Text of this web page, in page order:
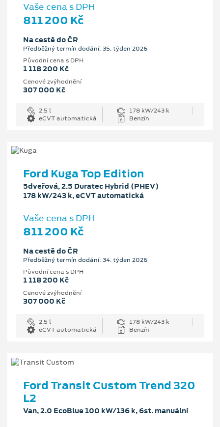
Vaše cena s DPH
811 200 Kč
Na cestě do ČR
Předběžný termín dodání: 35. týden 2026
Původní cena s DPH
1 118 200 Kč
Cenové zvýhodnění
307 000 Kč
2.5 l
178 kW/243 k
eCVT automatická
Benzín
Ford Kuga Top Edition
5dveřová, 2.5 Duratec Hybrid (PHEV)
178 kW/243 k, eCVT automatická
Vaše cena s DPH
811 200 Kč
Na cestě do ČR
Předběžný termín dodání: 34. týden 2026
Původní cena s DPH
1 118 200 Kč
Cenové zvýhodnění
307 000 Kč
2.5 l
178 kW/243 k
eCVT automatická
Benzín
Ford Transit Custom Trend 320
L2
Van, 2.0 EcoBlue 100 kW/136 k, 6st. manuální